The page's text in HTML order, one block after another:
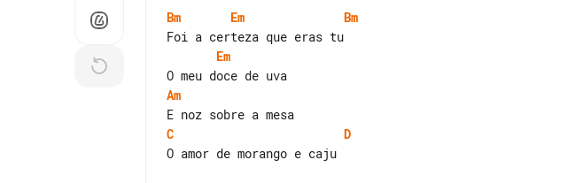
Bm Em
Bm
Em
Am
C
D
O amor de morango e caju